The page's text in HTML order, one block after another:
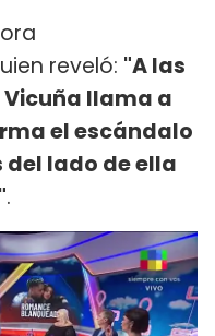
reveló: "A las
llama a
el escándalo
del lado de ella
.